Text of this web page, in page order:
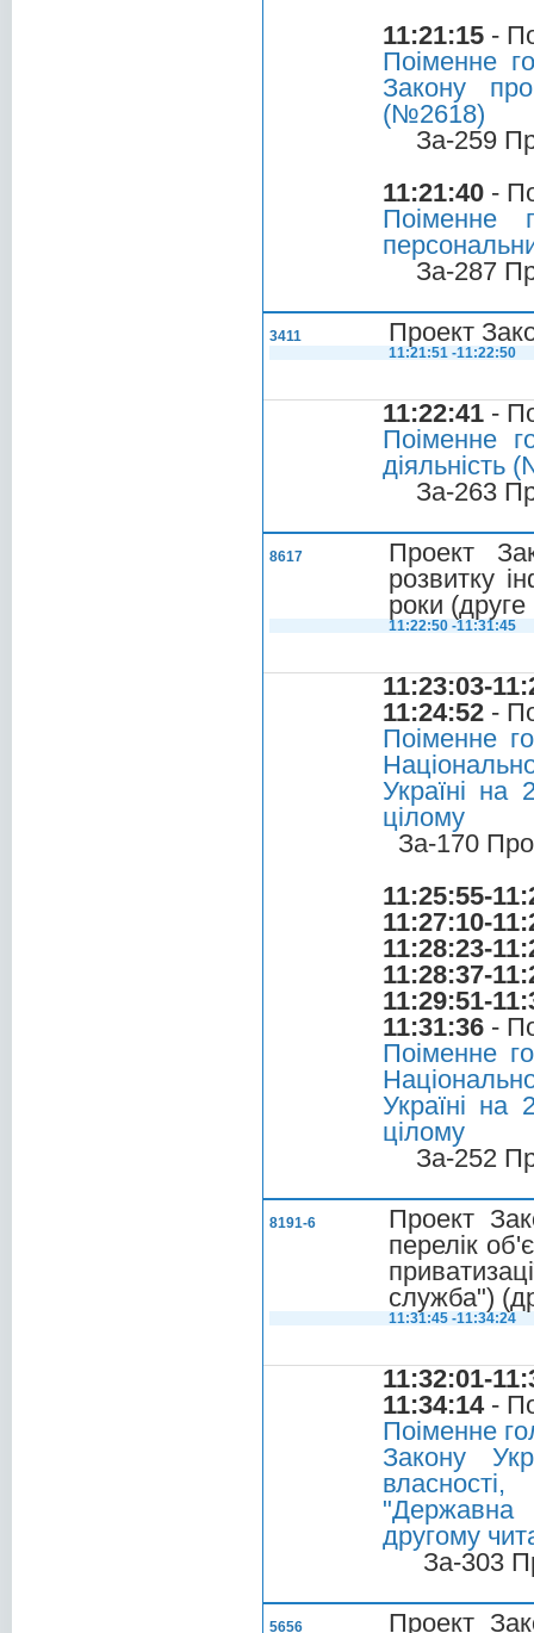
11:21:15 -
Поіменне
Закону
(№2618)
За-259
11:21:40 -
Поіменне
За-287
3411 Проект
11:21:51 -11:22:50
11:22:41 -
Поіменне
діяльність
За-263
8617
Проект
розвитку
роки
11:22:50 -11:31:45
11:23:03-
11:24:52 -
Поіменне
Україні
цілому
За-170
11:25:55-
11:27:10-
11:28:23-
11:28:37-
11:29:51-
11:31:36 -
Поіменне
Україні
цілому
За-252
8191-6
Проект
перелік
служба")
11:31:45 -11:34:24
11:32:01-
11:34:14-
Поіменне
Закону
другому
За-303
5656 Проект